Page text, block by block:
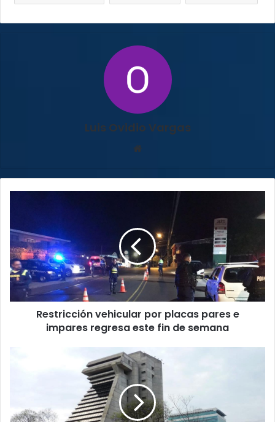
Luis Ovidio Vargas
placas
pares
e
impares
regresa
este
Restricción vehicular por placas pares e
impares regresa este fin de semana
para